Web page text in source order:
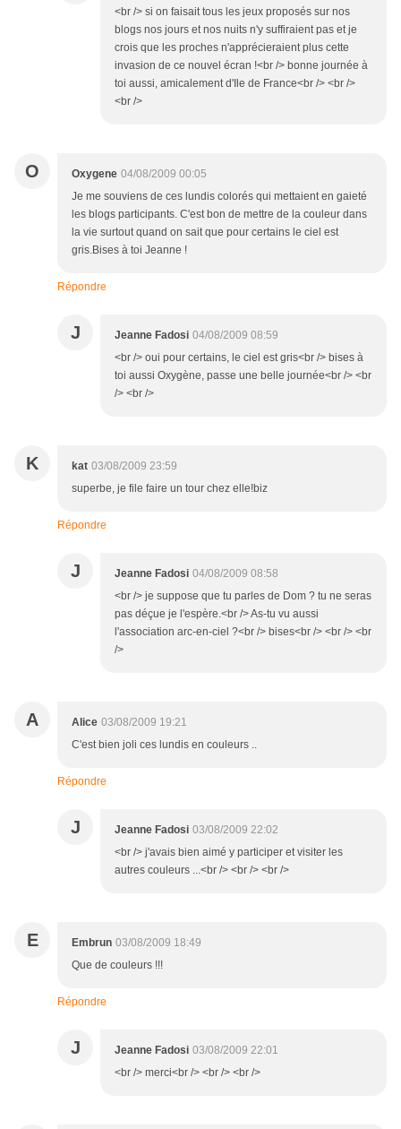
<br /> si on faisait tous les jeux proposés sur nos
blogs nos jours et nos nuits n'y suffiraient pas et je
crois que les proches n'apprécieraient plus cette
invasion de ce nouvel écran !<br /> bonne journée à
toi aussi, amicalement d'Ile de France<br /> <br />
<br />
O Oxygene 04/08/2009 00:05
Je me souviens de ces lundis colorés qui mettaient en gaieté
les blogs participants. C'est bon de mettre de la couleur dans
la vie surtout quand on sait que pour certains le ciel est
gris.Bises à toi Jeanne !
Répondre
J Jeanne Fadosi 04/08/2009 08:59
<br /> oui pour certains, le ciel est gris<br /> bises à
toi aussi Oxygène, passe une belle journée<br /> <br
/> <br />
K kat 03/08/2009 23:59
superbe, je file faire un tour chez elle!biz
Répondre
J Jeanne Fadosi 04/08/2009 08:58
<br /> je suppose que tu parles de Dom ? tu ne seras
pas déçue je l'espère.<br /> As-tu vu aussi
l'association arc-en-ciel ?<br /> bises<br /> <br /> <br
/>
A Alice 03/08/2009 19:21
C'est bien joli ces lundis en couleurs ..
Répondre
J Jeanne Fadosi 03/08/2009 22:02
<br /> j'avais bien aimé y participer et visiter les
autres couleurs ...<br /> <br /> <br />
E Embrun 03/08/2009 18:49
Que de couleurs !!!
Répondre
J Jeanne Fadosi 03/08/2009 22:01
<br /> merci<br /> <br /> <br />